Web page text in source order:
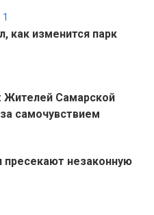
1
как изменится парк
Жителей Самарской
самочувствием
пресекают незаконную